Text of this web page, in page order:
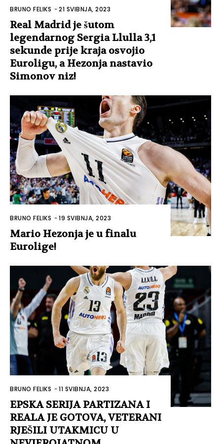
BRUNO FELIKS -21 SVIBNJA, 2023
Real Madrid je šutom
legendarnog Sergia Llulla 3,1
sekunde prije kraja osvojio
Euroligu, a Hezonja nastavio
Simonov niz!
BRUNO FELIKS -19 SVIBNJA, 2023
Mario Hezonja je u finalu
Eurolige!
BRUNO FELIKS -11 SVIBNJA, 2023
EPSKA SERIJA PARTIZANA I
REALA JE GOTOVA, VETERANI
RJEŠILI UTAKMICU U